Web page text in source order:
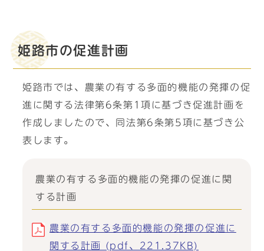
姫路市の促進計画
姫路市では、農業の有する多面的機能の発揮の促
進に関する法律第6条第1項に基づき促進計画を
作成しましたので、同法第6条第5項に基づき公
表します。
農業の有する多面的機能の発揮の促進に関
する計画
農業の有する多面的機能の発揮の促進に
関する計画 (pdf、221.37KB)